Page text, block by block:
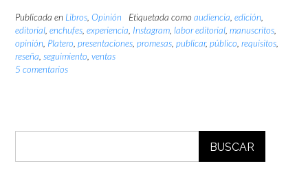
Publicada en Libros Opinión Etiquetada como audiencia edición
editorial enchufes experiencia Instagram labor editorial manuscritos
opinión Platero presentaciones promesas publicar, público requisitos
reseña seguimiento ventas
5 comentarios
BUSCAR